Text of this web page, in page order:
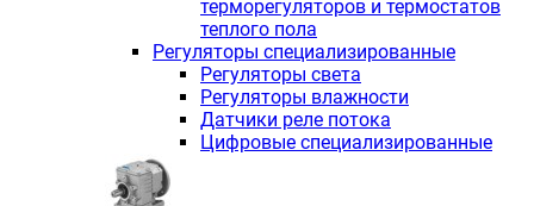
терморегуляторов и термостатов
теплого пола
Регуляторы специализированные
Регуляторы света
Регуляторы влажности
Датчики реле потока
Цифровые специализированные